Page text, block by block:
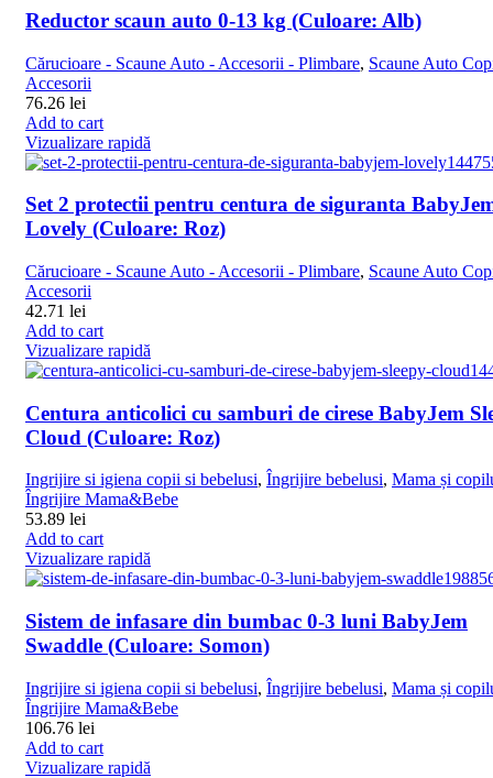
Reductor scaun auto 0-13 kg (Culoare: Alb)
Cărucioare - Scaune Auto - Accesorii - Plimbare, Scaune Auto
Accesorii
76.26 lei
Add to cart
Vizualizare rapidă
Set 2 protectii pentru centura de siguranta
Lovely (Culoare: Roz)
Cărucioare - Scaune Auto - Accesorii - Plimbare, Scaune Auto
Accesorii
42.71 lei
Add to cart
Vizualizare rapidă
Centura anticolici cu samburi de cirese BabyJem
Cloud (Culoare: Roz)
Ingrijire si igiena copii si bebelusi, Îngrijire bebelusi, Mama și
Îngrijire Mama&Bebe
53.89 lei
Add to cart
Vizualizare rapidă
Sistem de infasare din bumbac 0-3 luni BabyJem
Swaddle (Culoare: Somon)
Ingrijire si igiena copii si bebelusi, Îngrijire bebelusi, Mama și
Îngrijire Mama&Bebe
106.76 lei
Add to cart
Vizualizare rapidă